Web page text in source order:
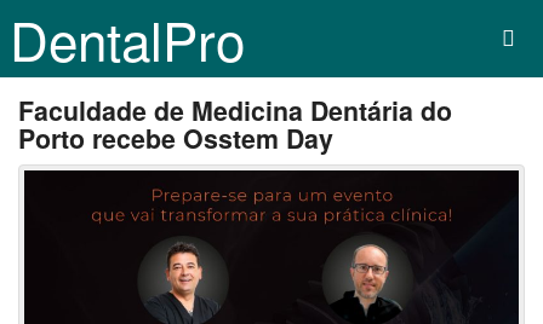
DentalPro
Faculdade de Medicina Dentária do
Porto recebe Osstem Day